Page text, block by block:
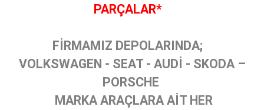
PARÇALAR*
FİRMAMIZ DEPOLARINDA;
VOLKSWAGEN - SEAT - AUDİ - SKODA –
PORSCHE
MARKA ARAÇLARA AİT HER